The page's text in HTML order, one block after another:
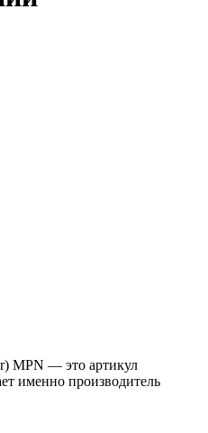
MPN — это артикул
именно производитель